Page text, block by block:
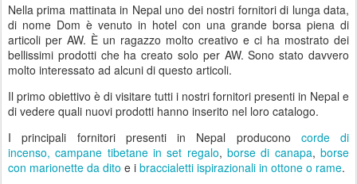
Nella prima mattinata in Nepal uno dei nostri fornitori di lunga data,
di nome Dom è venuto in hotel con una grande borsa piena di
articoli per AW. È un ragazzo molto creativo e ci ha mostrato dei
bellissimi prodotti che ha creato solo per AW. Sono stato davvero
molto interessato ad alcuni di questo articoli.
Il primo obiettivo è di visitare tutti i nostri fornitori presenti in Nepal e
di vedere quali nuovi prodotti hanno inserito nel loro catalogo.
I principali fornitori presenti in Nepal producono corde di
incenso, campane tibetane in set regalo,borse di canapa,borse
con marionette da dito e i braccialetti ispirazionali in ottone o rame.